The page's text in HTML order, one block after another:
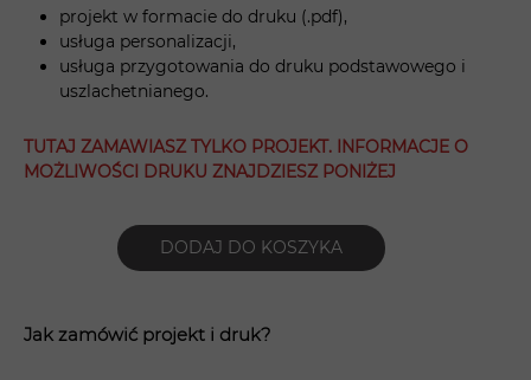
projekt w formacie do druku (.pdf),
usługa personalizacji,
usługa przygotowania do druku podstawowego i
uszlachetnianego.
TUTAJ ZAMAWIASZ TYLKO PROJEKT. INFORMACJE O
MOŻLIWOŚCI DRUKU ZNAJDZIESZ PONIŻEJ
Jak zamówić projekt i druk?
DODAJ DO KOSZYKA